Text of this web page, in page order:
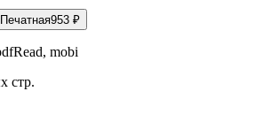
Печатная953 ₽
mobi
стр.